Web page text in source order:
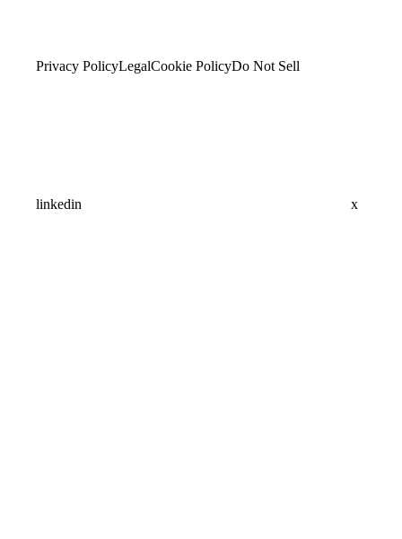
Privacy PolicyLegalCookie PolicyDo Not Sell
linkedin x